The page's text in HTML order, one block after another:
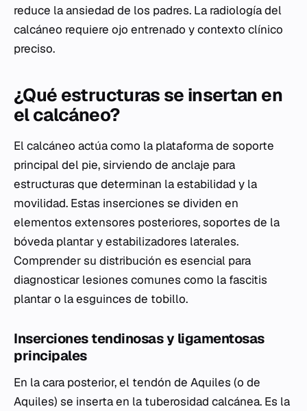
reduce la ansiedad de los padres. La radiología del
calcáneo requiere ojo entrenado y contexto clínico
preciso.
¿Qué estructuras se insertan en
el calcáneo?
El calcáneo actúa como la plataforma de soporte
principal del pie, sirviendo de anclaje para
estructuras que determinan la estabilidad y la
movilidad. Estas inserciones se dividen en
elementos extensores posteriores, soportes de la
bóveda plantar y estabilizadores laterales.
Comprender su distribución es esencial para
diagnosticar lesiones comunes como la fascitis
plantar o la esguinces de tobillo.
Inserciones tendinosas y ligamentosas
principales
En la cara posterior, el tendón de Aquiles (o de
Aquiles) se inserta en la tuberosidad calcánea. Es la